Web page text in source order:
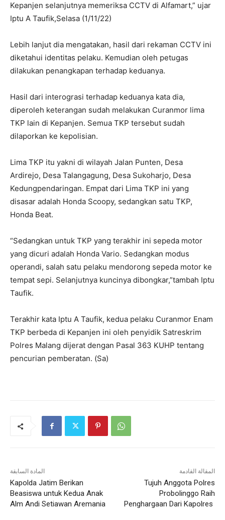
Kepanjen selanjutnya memeriksa CCTV di Alfamart,” ujar
Iptu A Taufik,Selasa (1/11/22)
Lebih lanjut dia mengatakan, hasil dari rekaman CCTV ini
diketahui identitas pelaku. Kemudian oleh petugas
dilakukan penangkapan terhadap keduanya.
Hasil dari interograsi terhadap keduanya kata dia,
diperoleh keterangan sudah melakukan Curanmor lima
TKP lain di Kepanjen. Semua TKP tersebut sudah
dilaporkan ke kepolisian.
Lima TKP itu yakni di wilayah Jalan Punten, Desa
Ardirejo, Desa Talangagung, Desa Sukoharjo, Desa
Kedungpendaringan. Empat dari Lima TKP ini yang
disasar adalah Honda Scoopy, sedangkan satu TKP,
Honda Beat.
“Sedangkan untuk TKP yang terakhir ini sepeda motor
yang dicuri adalah Honda Vario. Sedangkan modus
operandi, salah satu pelaku mendorong sepeda motor ke
tempat sepi. Selanjutnya kuncinya dibongkar,”tambah Iptu
Taufik.
Terakhir kata Iptu A Taufik, kedua pelaku Curanmor Enam
TKP berbeda di Kepanjen ini oleh penyidik Satreskrim
Polres Malang dijerat dengan Pasal 363 KUHP tentang
pencurian pemberatan. (Sa)
المادة السابقة
Kapolda Jatim Berikan
Beasiswa untuk Kedua Anak
Alm Andi Setiawan Aremania
المقالة القادمة
Tujuh Anggota Polres
Probolinggo Raih
Penghargaan Dari Kapolres